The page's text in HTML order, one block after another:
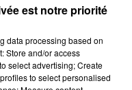
: UNE FEMME ET
LA...
est notre priorité
data processing based on
Store and/or access
select advertising; Create
to select personalised